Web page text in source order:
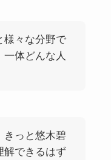
様々な分野で
体どんな人
きっと悠木碧
解できるはず